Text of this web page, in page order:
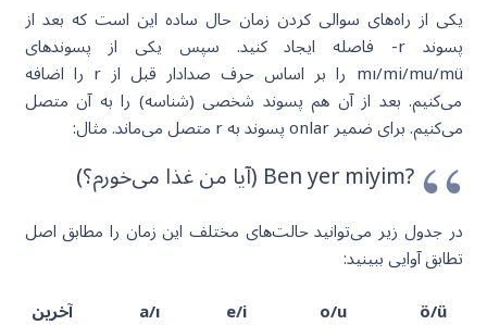
یکی از راه‌های سوالی کردن زمان حال ساده این است که بعد از
پسوند r- فاصله ایجاد کنید. سپس یکی از پسوندهای
mı/mi/mu/mü را بر اساس حرف صدادار قبل از r را اضافه
می‌کنیم. بعد از آن هم پسوند شخصی (شناسه) را به آن متصل
می‌کنیم. برای ضمیر onlar پسوند به r متصل می‌ماند. مثال:
?Ben yer miyim (آیا من غذا می‌خورم؟)
در جدول زیر می‌توانید حالت‌های مختلف این زمان را مطابق اصل
تطابق آوایی ببینید:
ö/ü
o/u
e/i
a/ı آخرین